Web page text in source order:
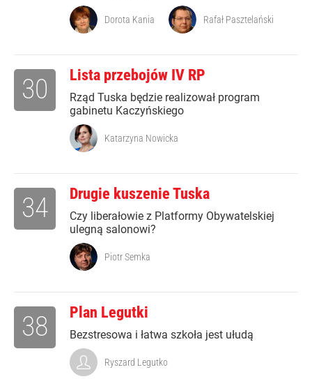
Dorota Kania Rafał Pasztelański
Lista przebojów IV RP
Rząd Tuska będzie realizował program
gabinetu Kaczyńskiego
30
Katarzyna Nowicka
Drugie kuszenie Tuska
Czy liberałowie z Platformy Obywatelskiej
ulegną salonowi?
34
Piotr Semka
Plan Legutki
Bezstresowa i łatwa szkoła jest ułudą
38
Ryszard Legutko